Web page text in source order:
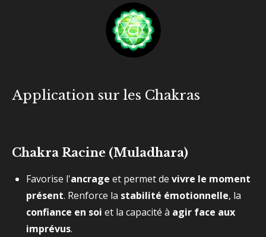
Application sur les Chakras
Chakra Racine (Muladhara)
Favorise l'ancrage et permet de vivre le moment
présent. Renforce la stabilité émotionnelle, la
confiance en soi et la capacité à agir face aux
imprévus.